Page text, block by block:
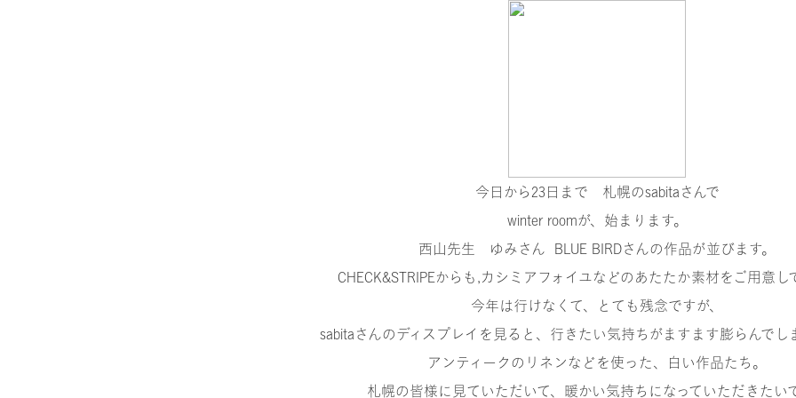
今日から23日まで 札幌のsabitaさんで
winter roomが、始まります。
西山先生 ゆみさん BLUE BIRDさんの作品が並びます。
CHECK&STRIPEからも,カシミアフォイユなどのあたたか素材をご用意し
今年は行けなくて、とても残念ですが、
sabitaさんのディスプレイを見ると、行きたい気持ちがますます膨らんでし
アンティークのリネンなどを使った、白い作品たち。
札幌の皆様に見ていただいて、暖かい気持ちになっていただきたいで